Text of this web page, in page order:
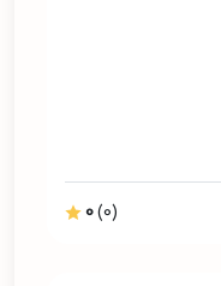
0(0)